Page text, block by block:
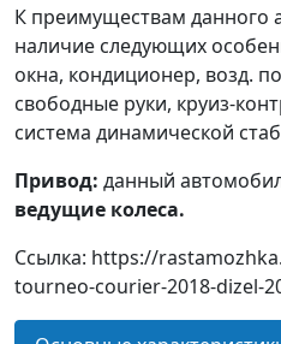
К преимуществам данного
наличие следующих
окна, кондиционер, возд.
свободные руки, круиз-
система динамической
Привод: данный
ведущие колеса.
Ссылка: https://
tourneo-courier-2018-dizel-